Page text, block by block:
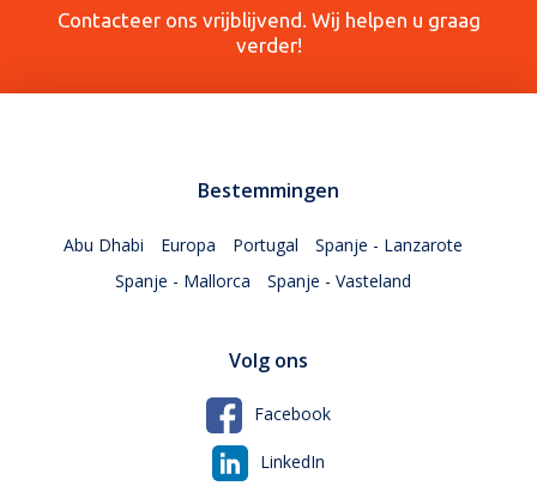
Contacteer ons vrijblijvend. Wij helpen u graag
verder!
Bestemmingen
Abu Dhabi Europa Portugal
Spanje - Lanzarote
Spanje - Mallorca
Spanje - Vasteland
Volg ons
Facebook
LinkedIn